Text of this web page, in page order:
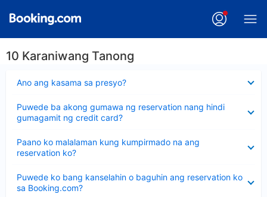
10 Karaniwang Tanong
Ano ang kasama sa presyo?
ang
Puwede ba akong gumawa ng reservation nang hindi
gumagamit ng credit card?
ang
sagot
Paano ko malalaman kung kumpirmado na ang
reservation ko?
ang
sagot
Puwede ko bang kanselahin o baguhin ang reservation ko
sa Booking.com?
ang
sagot